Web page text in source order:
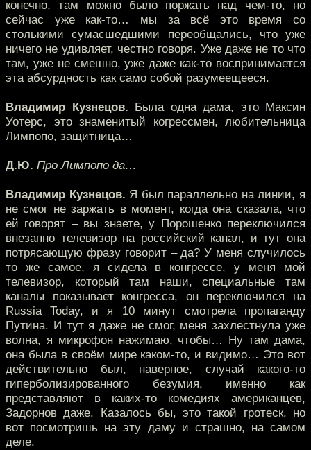
конечно, там можно было поржать над чем-то, но
сейчас уже как-то… мы за всё это время со
столькими сумасшедшими переобщались, что уже
ничего не удивляет, честно говоря. Уже даже не то что
там, уже не смешно, уже даже как-то воспринимается
эта абсурдность как само собой разумеещееся.
Владимир Кузнецов. Была одна дама, это Максин
Уотерс, это знаменитый когрессмен, любительница
Лимпопо, защитница…
Д.Ю. Про Лимпопо да…
Владимир Кузнецов. Я был параллельно на линии, я
не смог не заржать в момент, когда она сказала, что
ей говорят – вы знаете, у Порошенко переключился
внезапно телевизор на российский канал, и тут она
потрясающую фразу говорит – да? У меня случилось
то же самое, я сидела в конгрессе, у меня мой
телевизор, который там наши, специальные там
каналы показывает конгресса, он переключился на
Russia Today, и я 10 минут смотрела пропаганду
Путина. И тут я даже не смог, меня захлестнула уже
волна, я микрофон нажимаю, чтобы… Ну там дама,
она была в своём мире каком-то, и видимо… Это вот
действительно был, наверное, случай какого-то
гиперболизированного безумия, именно как
представляют в каких-то комедиях американцев,
Задорнов даже. Казалось бы, это такой гротеск, но
вот посмотришь на эту даму и страшно, на самом
деле.